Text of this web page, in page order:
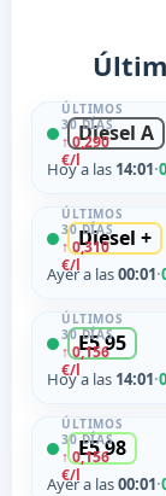
Diesel A
Hoy a las 14:01·
ÚLTIMOS
30 DÍAS
↑ 0,290
€/l
Diesel +
Ayer a las00:01·
ÚLTIMOS
30 DÍAS
↑ 0,310
€/l
E5 95
Hoy a las 14:01·
ÚLTIMOS
30 DÍAS
↑ 0,156
€/l
E5 98
Ayer a las00:01·
ÚLTIMOS
30 DÍAS
↑ 0,156
€/l